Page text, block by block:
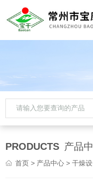
PRODUCTS 产品
首页 > 产品中心 >干燥